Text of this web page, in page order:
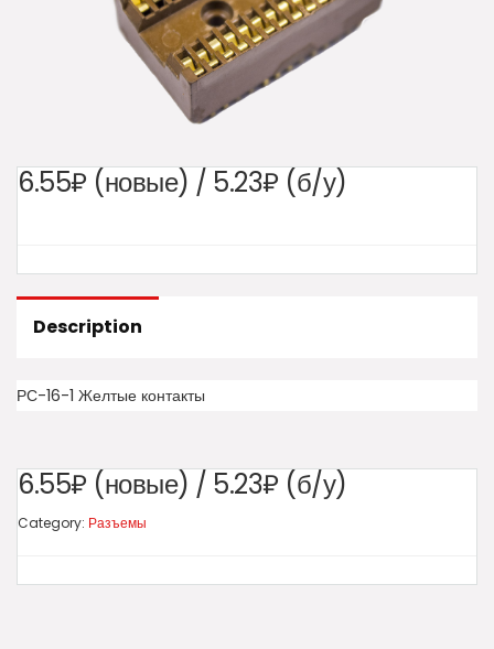
6.55₽ (новые) / 5.23₽ (б/у)
Description
РС-16-1 Желтые контакты
6.55₽ (новые) / 5.23₽ (б/у)
Category: Разъемы